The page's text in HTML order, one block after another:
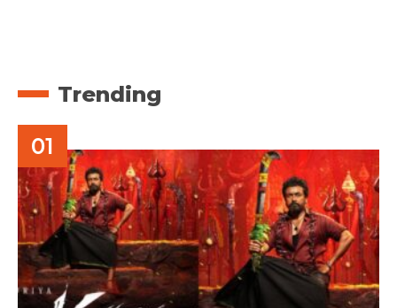
Trending